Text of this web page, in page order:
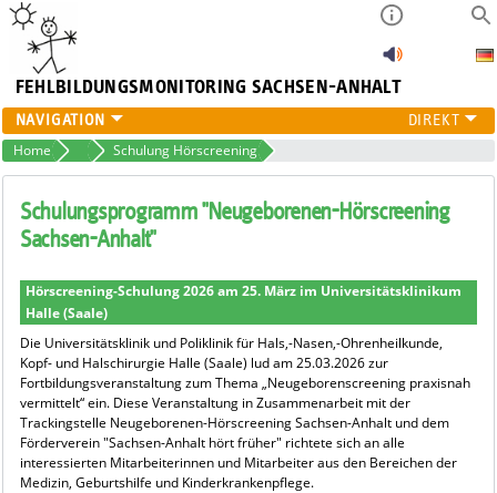
FEHLBILDUNGSMONITORING SACHSEN-ANHALT
FEHLBILDUNGSMONITORING
HÖRSCREENING
PROJEKTE
ÜBER UNS
Home Hörscreening
Schulung Hörscreening
Schulungsprogramm "Neugeborenen-Hörscreening
Sachsen-Anhalt"
Hörscreening-Schulung 2026 am 25. März im Universitätsklinikum
Halle (Saale)
Die Universitätsklinik und Poliklinik für Hals,-Nasen,-Ohrenheilkunde,
Kopf- und Halschirurgie Halle (Saale) lud am 25.03.2026 zur
Fortbildungsveranstaltung zum Thema „Neugeborenscreening praxisnah
vermittelt“ ein. Diese Veranstaltung in Zusammenarbeit mit der
Trackingstelle Neugeborenen-Hörscreening Sachsen-Anhalt und dem
Förderverein "Sachsen-Anhalt hört früher" richtete sich an alle
interessierten Mitarbeiterinnen und Mitarbeiter aus den Bereichen der
Medizin, Geburtshilfe und Kinderkrankenpflege.